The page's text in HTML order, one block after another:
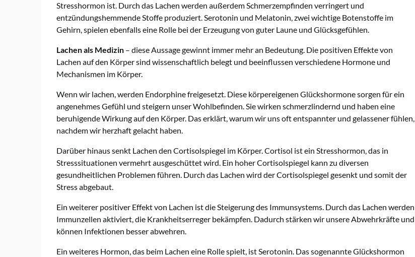
Stresshormon ist. Durch das Lachen werden außerdem Schmerzempfinden verringert und
entzündungshemmende Stoffe produziert. Serotonin und Melatonin, zwei wichtige Botenstoffe im
Gehirn, spielen ebenfalls eine Rolle bei der Erzeugung von guter Laune und Glücksgefühlen.
Lachen als Medizin – diese Aussage gewinnt immer mehr an Bedeutung. Die positiven Effekte von
Lachen auf den Körper sind wissenschaftlich belegt und beeinflussen verschiedene Hormone und
Mechanismen im Körper.
Wenn wir lachen, werden Endorphine freigesetzt. Diese körpereigenen Glückshormone sorgen für ein
angenehmes Gefühl und steigern unser Wohlbefinden. Sie wirken schmerzlindernd und haben eine
beruhigende Wirkung auf den Körper. Das erklärt, warum wir uns oft entspannter und gelassener fühlen,
nachdem wir herzhaft gelacht haben.
Darüber hinaus senkt Lachen den Cortisolspiegel im Körper. Cortisol ist ein Stresshormon, das in
Stresssituationen vermehrt ausgeschüttet wird. Ein hoher Cortisolspiegel kann zu diversen
gesundheitlichen Problemen führen. Durch das Lachen wird der Cortisolspiegel gesenkt und somit der
Stress abgebaut.
Ein weiterer positiver Effekt von Lachen ist die Steigerung des Immunsystems. Durch das Lachen werden
Immunzellen aktiviert, die Krankheitserreger bekämpfen. Dadurch stärken wir unsere Abwehrkräfte und
können Infektionen besser abwehren.
Ein weiteres Hormon, das beim Lachen eine Rolle spielt, ist Serotonin. Das sogenannte Glückshormon